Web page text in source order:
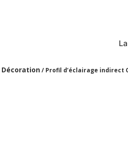
Décoration/ Profil d’éclairage indirect